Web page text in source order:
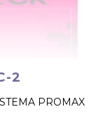
2
PROMAX